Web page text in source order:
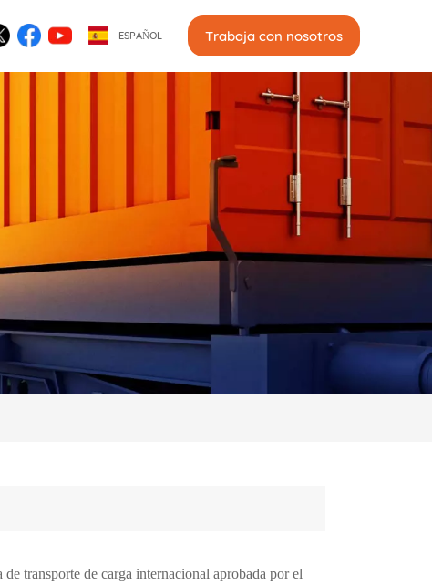
ESPAÑOL Trabaja con nosotros
de transporte de carga internacional aprobada por el